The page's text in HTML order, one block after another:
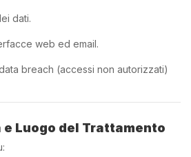
dati.
web ed email.
breach (accessi non autorizzati)
Luogo del Trattamento